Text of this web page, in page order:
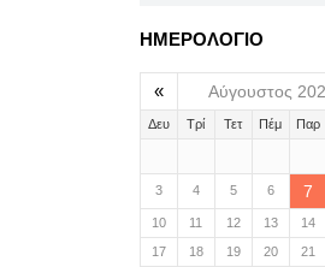
ΗΜΕΡΟΛΟΓΙΟ
« Αύγουστος
Δευ Τρί Τετ Πέμ Παρ
3 4 5 6 7
10 11 12 13 14
17
18 19 20 21